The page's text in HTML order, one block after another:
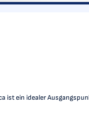
ist ein idealer